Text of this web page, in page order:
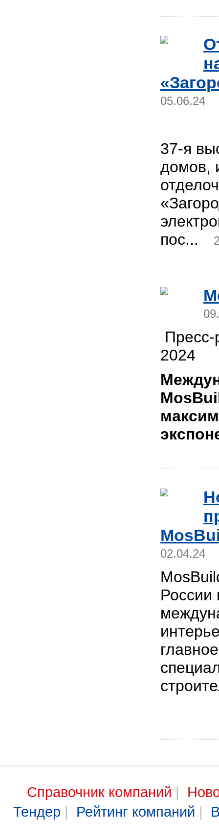
05.06.24
37-я
домов,
пос...
2024
02.04.24
России
Справочник компаний |
Тендер | Рейтинг компаний |